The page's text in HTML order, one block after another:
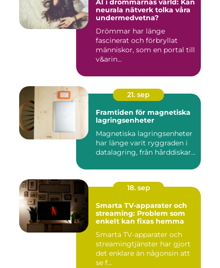
AI i drömmarnas värld: Kan
neurala nätverk tolka våra
undermedvetna?
Drömmar har länge
fascinerat och förbryllat
människor, som en portal till
v&arin...
21. sep
Framtiden för magnetiska
lagringsenheter
Magnetiska lagringsenheter
har länge varit ryggraden i
datalagring, från hårddiskar...
18. sep
Smarta TV-apparater och
streaming: Problem som
enkelt kan fixas hemma
Smarta TV-apparater och
streamingtjänster har gjort
det enklare än någonsin att
se f...